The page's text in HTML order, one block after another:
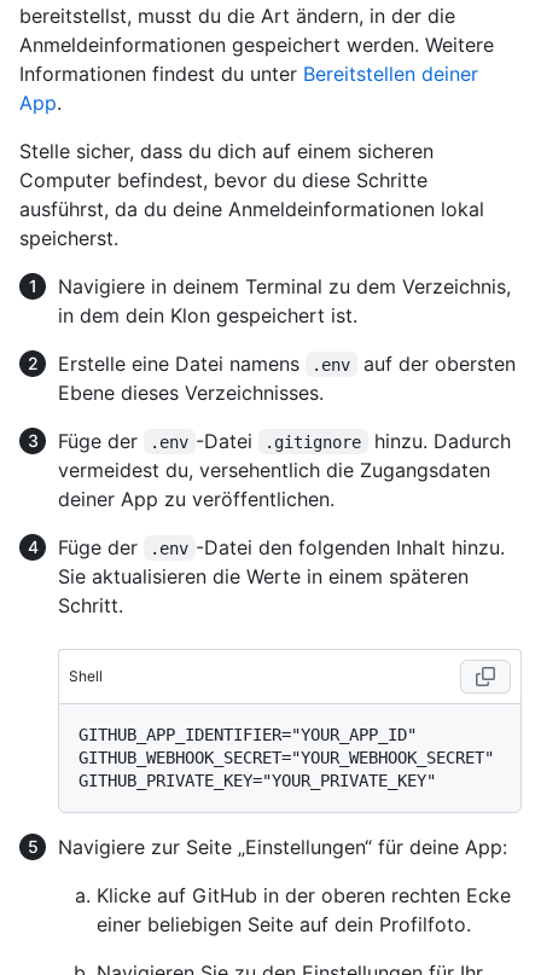
bereitstellst, musst du die Art ändern, in der die
Anmeldeinformationen gespeichert werden. Weitere
Informationen findest du unter Bereitstellen deiner
App.
Stelle sicher, dass du dich auf einem sicheren
Computer befindest, bevor du diese Schritte
ausführst, da du deine Anmeldeinformationen lokal
speicherst.
Navigiere in deinem Terminal zu dem Verzeichnis,
in dem dein Klon gespeichert ist.
Erstelle eine Datei namens
.env
auf der obersten
Ebene dieses Verzeichnisses.
Füge der
.env -Datei .gitignore
hinzu. Dadurch
vermeidest du, versehentlich die Zugangsdaten
deiner App zu veröffentlichen.
Füge der
.env -Datei den folgenden Inhalt hinzu.
Sie aktualisieren die Werte in einem späteren
Schritt.
Shell
GITHUB_APP_IDENTIFIER="YOUR_APP_ID"
GITHUB_WEBHOOK_SECRET="YOUR_WEBHOOK_SECRET"
Navigiere zur Seite „Einstellungen“ für deine App:
Klicke auf GitHub in der oberen rechten Ecke
einer beliebigen Seite auf dein Profilfoto.